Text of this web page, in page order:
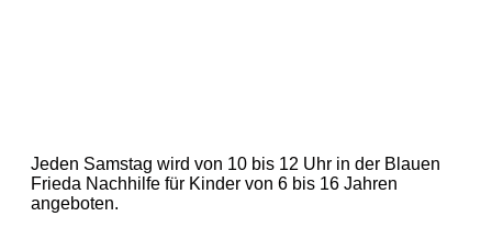
Jeden Samstag wird von 10 bis 12 Uhr in der Blauen
Frieda Nachhilfe für Kinder von 6 bis 16 Jahren
angeboten.